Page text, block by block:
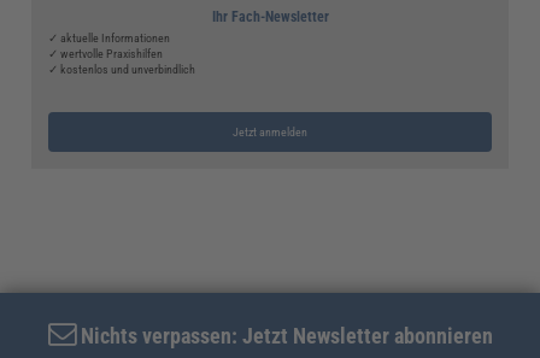
Ihr Fach-Newsletter
✓ aktuelle Informationen
✓ wertvolle Praxishilfen
✓ kostenlos und unverbindlich
Jetzt anmelden
Nichts verpassen: Jetzt Newsletter abonnieren